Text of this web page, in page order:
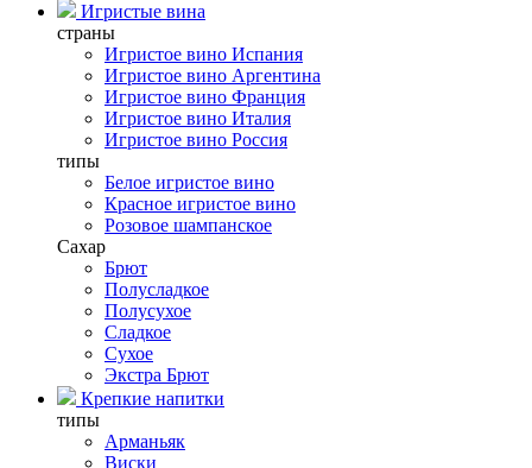
Игристые вина
страны
Игристое вино Испания
Игристое вино Аргентина
Игристое вино Франция
Игристое вино Италия
Игристое вино Россия
типы
Белое игристое вино
Красное игристое вино
Розовое шампанское
Сахар
Брют
Полусладкое
Полусухое
Сладкое
Сухое
Экстра Брют
Крепкие напитки
типы
Арманьяк
Виски